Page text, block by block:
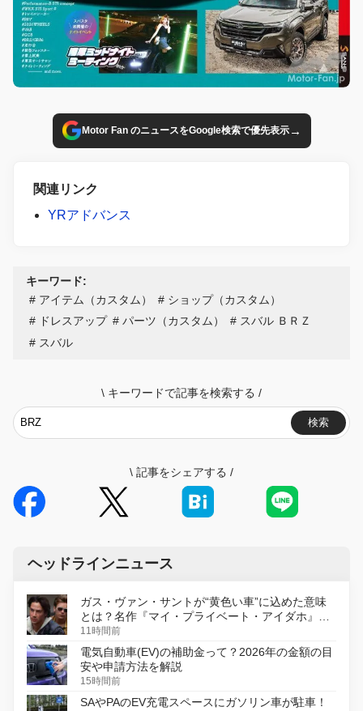
Motor Fan のニュースをGoogle検索で優先表示→
関連リンク
YRアドバンス
キーワード:
アイテム（カスタム）
ショップ（カスタム）
ドレスアップ
パーツ（カスタム）
スバル ＢＲＺ
スバル
\ キーワードで記事を検索する /
検索
\ 記事をシェアする /
ヘッドラインニュース
ガス・ヴァン・サントが“黄色い車”に込めた意味
とは？名作『マイ・プライベート・アイダホ』が
初のデジタルリマスター版で復活
11時間前
電気自動車(EV)の補助金って？2026年の金額の目
安や申請方法を解説
15時間前
SAやPAのEV充電スペースにガソリン車が駐車！